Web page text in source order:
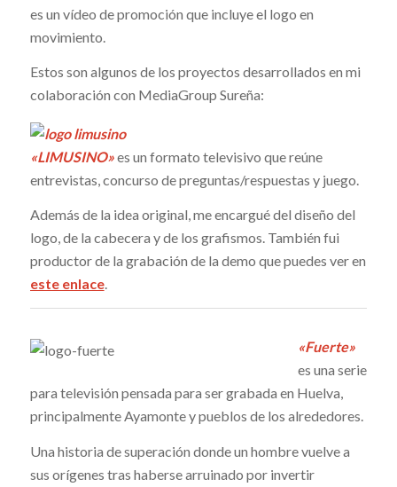
es un vídeo de promoción que incluye el logo en
movimiento.
Estos son algunos de los proyectos desarrollados en mi
colaboración con MediaGroup Sureña:
«LIMUSINO»es un formato televisivo que reúne
entrevistas, concurso de preguntas/respuestas y juego.
Además de la idea original, me encargué del diseño del
logo, de la cabecera y de los grafismos. También fui
productor de la grabación de la demo que puedes ver en
este enlace.
«Fuerte»
es una serie
para televisión pensada para ser grabada en Huelva,
principalmente Ayamonte y pueblos de los alrededores.
Una historia de superación donde un hombre vuelve a
sus orígenes tras haberse arruinado por invertir